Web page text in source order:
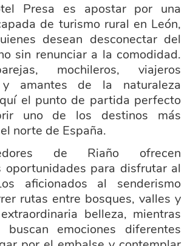
Presa es apostar por una
de turismo rural en León,
desean desconectar del
sin renunciar a la comodidad.
mochileros, viajeros
y amantes de la naturaleza
el punto de partida perfecto
uno de los destinos más
norte de España.
de Riaño ofrecen
oportunidades para disfrutar al
aficionados al senderismo
rutas entre bosques, valles y
belleza, mientras
buscan emociones diferentes